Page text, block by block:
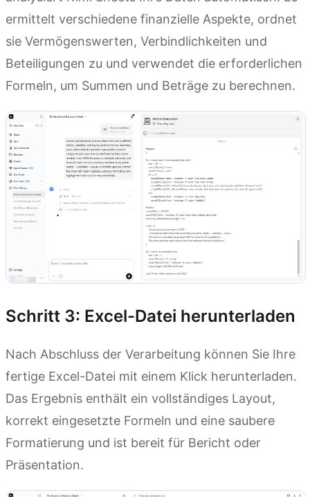
ermittelt verschiedene finanzielle Aspekte, ordnet
sie Vermögenswerten, Verbindlichkeiten und
Beteiligungen zu und verwendet die erforderlichen
Formeln, um Summen und Beträge zu berechnen.
Schritt 3: Excel-Datei herunterladen
Nach Abschluss der Verarbeitung können Sie Ihre
fertige Excel-Datei mit einem Klick herunterladen.
Das Ergebnis enthält ein vollständiges Layout,
korrekt eingesetzte Formeln und eine saubere
Formatierung und ist bereit für Bericht oder
Präsentation.